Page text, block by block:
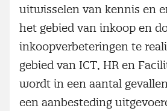
uitwisselen van kennis en
het gebied van inkoop en
inkoopverbeteringen te
gebied van ICT, HR en
wordt in een aantal
een aanbesteding